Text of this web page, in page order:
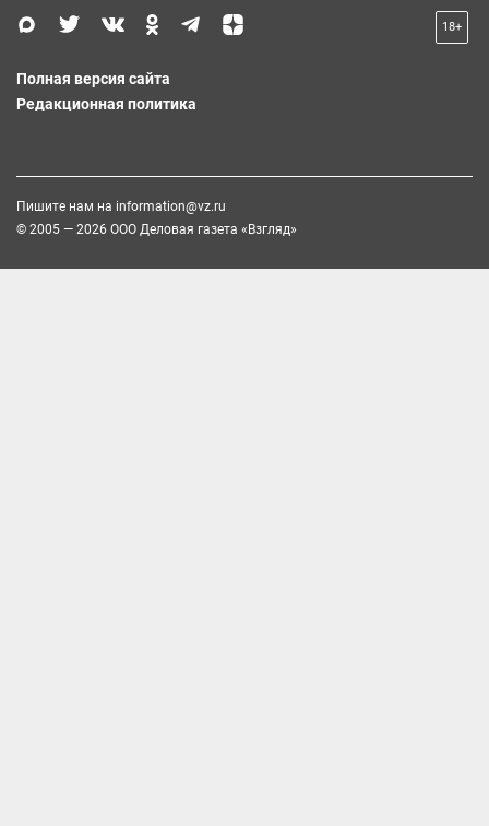
18+
Полная версия сайта
Редакционная политика
Пишите нам на information@vz.ru
© 2005 — 2026 ООО Деловая газета «Взгляд»